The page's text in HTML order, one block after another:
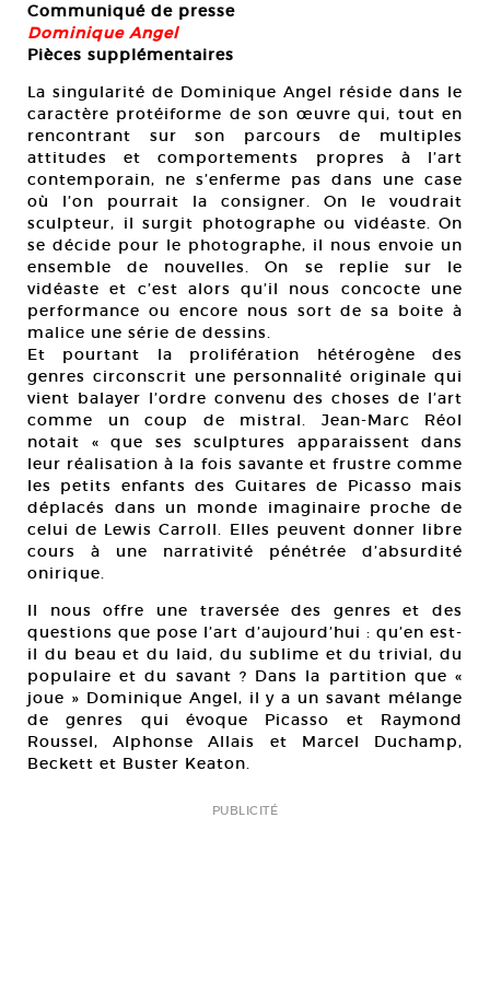
Communiqué de presse
Dominique Angel
Pièces supplémentaires
La singularité de Dominique Angel réside dans le
caractère protéiforme de son œuvre qui, tout en
rencontrant sur son parcours de multiples
attitudes et comportements propres à l’art
contemporain, ne s’enferme pas dans une case
où l’on pourrait la consigner. On le voudrait
sculpteur, il surgit photographe ou vidéaste. On
se décide pour le photographe, il nous envoie un
ensemble de nouvelles. On se replie sur le
vidéaste et c’est alors qu’il nous concocte une
performance ou encore nous sort de sa boite à
malice une série de dessins.
Et pourtant la prolifération hétérogène des
genres circonscrit une personnalité originale qui
vient balayer l’ordre convenu des choses de l’art
comme un coup de mistral. Jean-Marc Réol
notait « que ses sculptures apparaissent dans
leur réalisation à la fois savante et frustre comme
les petits enfants des Guitares de Picasso mais
déplacés dans un monde imaginaire proche de
celui de Lewis Carroll. Elles peuvent donner libre
cours à une narrativité pénétrée d’absurdité
onirique.
Il nous offre une traversée des genres et des
questions que pose l’art d’aujourd’hui : qu’en est-
il du beau et du laid, du sublime et du trivial, du
populaire et du savant ? Dans la partition que «
joue » Dominique Angel, il y a un savant mélange
de genres qui évoque Picasso et Raymond
Roussel, Alphonse Allais et Marcel Duchamp,
Beckett et Buster Keaton.
PUBLICITÉ